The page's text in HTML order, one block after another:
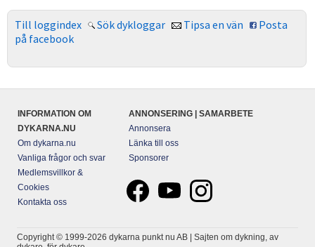
Till loggindex Sök dykloggar Tipsa en vän
Posta
på facebook
INFORMATION OM
DYKARNA.NU
Om dykarna.nu
Vanliga frågor och svar
Medlemsvillkor &
Cookies
Kontakta oss
ANNONSERING | SAMARBETE
Annonsera
Länka till oss
Sponsorer
Copyright © 1999-2026 dykarna punkt nu AB | Sajten om dykning, av